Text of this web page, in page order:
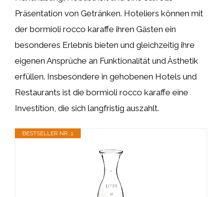
Präsentation von Getränken. Hoteliers können mit
der bormioli rocco karaffe ihren Gästen ein
besonderes Erlebnis bieten und gleichzeitig ihre
eigenen Ansprüche an Funktionalität und Ästhetik
erfüllen. Insbesondere in gehobenen Hotels und
Restaurants ist die bormioli rocco karaffe eine
Investition, die sich langfristig auszahlt.
BESTSELLER NR. 1